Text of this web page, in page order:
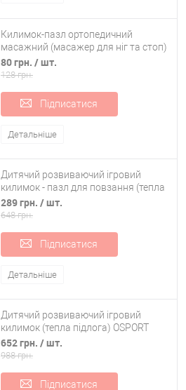
Килимок-пазл ортопедичний
масажний (масажер для ніг та стоп)
OSPORT 39*27cm (MS 1952-1)
80 грн. / шт.
128 грн.
Підписатися
Детальніше
Дитячий розвиваючий ігровий
килимок - пазл для повзання (тепла
підлога) OBABY розбірний 9шт
Містечко (M 5801)
289 грн. / шт.
648 грн.
Підписатися
Детальніше
Дитячий розвиваючий ігровий
килимок (тепла підлога) OSPORT
Містечко (M 5805)
652 грн. / шт.
988 грн.
Підписатися